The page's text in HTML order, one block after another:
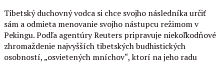
Tibetský duchovný vodca si chce svojho následníka určiť
sám a odmieta menovanie svojho nástupcu režimom v
Pekingu. Podľa agentúry Reuters pripravuje niekoľkodňové
zhromaždenie najvyšších tibetských budhistických
osobností, „osvietených mníchov“, ktorí na jeho radu